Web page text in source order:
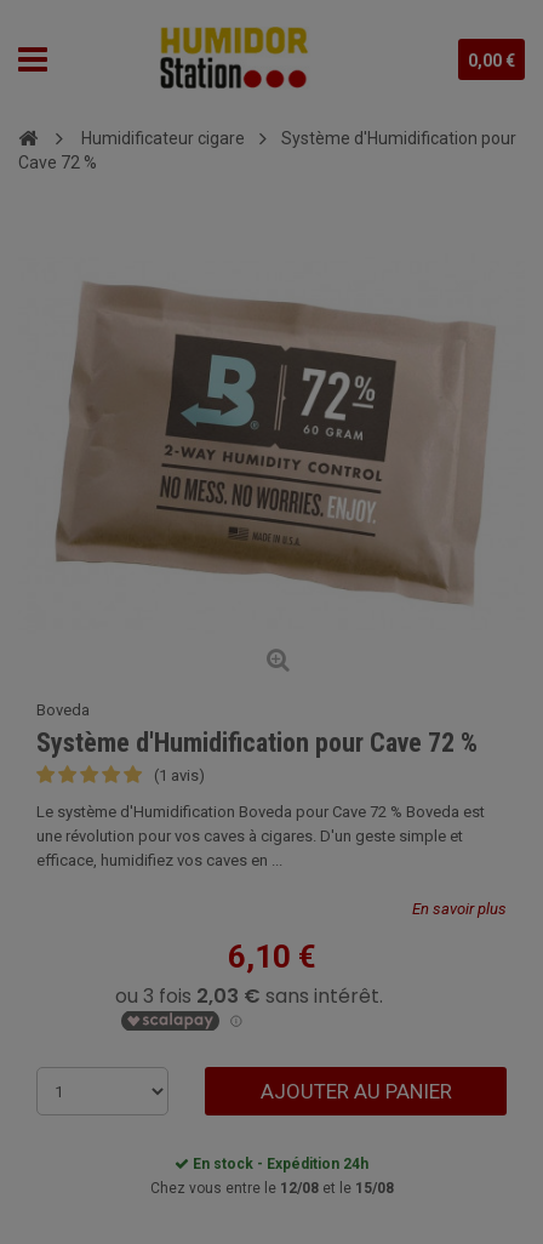
0,00 €
Humidificateur cigare
Système d'Humidification pour
Cave 72 %
Boveda
Système d'Humidification pour Cave 72 %
(1 avis)
Le système d'Humidification Boveda pour Cave 72 % Boveda est
une révolution pour vos caves à cigares. D'un geste simple et
efficace, humidifiez vos caves en ...
En savoir plus
6,10 €
AJOUTER AU PANIER
En stock - Expédition 24h
Chez vous entre le 12/08et le 15/08